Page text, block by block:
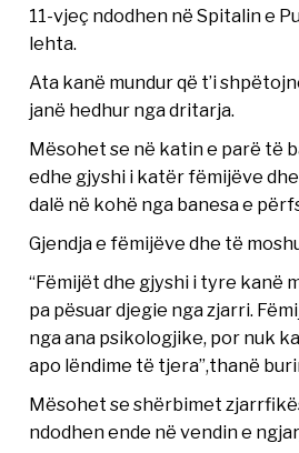
11-vjeç ndodhen në Spitalin e
lehta.
Ata kanë mundur që t’i
janë hedhur nga dritarja.
Mësohet se në katin e parë të
edhe gjyshi i katër fëmijëve
dalë në kohë nga banesa e
Gjendja e fëmijëve dhe të
“Fëmijët dhe gjyshi i tyre kanë
pa pësuar djegie nga zjarri.
nga ana psikologjike, por nuk
apo lëndime të tjera”,thanë
Mësohet se shërbimet
ndodhen ende në vendin e